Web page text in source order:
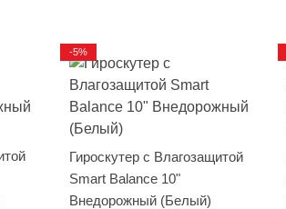
Гироскутер с Влагозащитой
Smart Balance 10"
Внедорожный (Белый)
-5%